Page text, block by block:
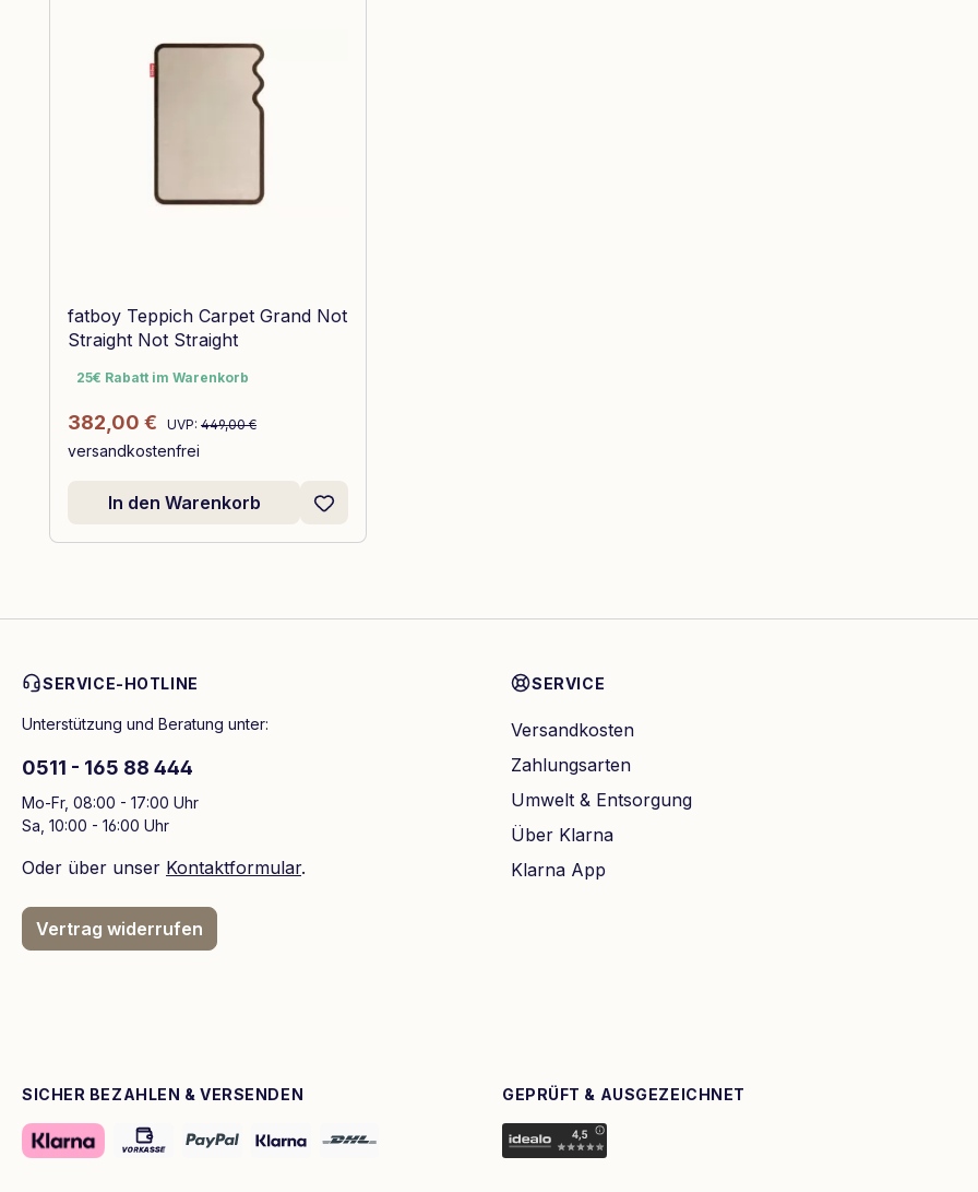
fatboy Teppich Carpet Grand Not
Straight Not Straight
25€ Rabatt im Warenkorb
25€ Rabatt im Warenkorb
Verkaufspreis:
382,00 € Regulärer Preis:
UVP: 449,00 €
versandkostenfrei
In den Warenkorb
SERVICE-HOTLINE
Unterstützung und Beratung unter:
0511 - 165 88 444
Mo-Fr, 08:00 - 17:00 Uhr
Sa, 10:00 - 16:00 Uhr
Oder über unser Kontaktformular.
Vertrag widerrufen
SERVICE
Versandkosten
Zahlungsarten
Umwelt & Entsorgung
Über Klarna
Klarna App
SICHER BEZAHLEN & VERSENDEN GEPRÜFT & AUSGEZEICHNET